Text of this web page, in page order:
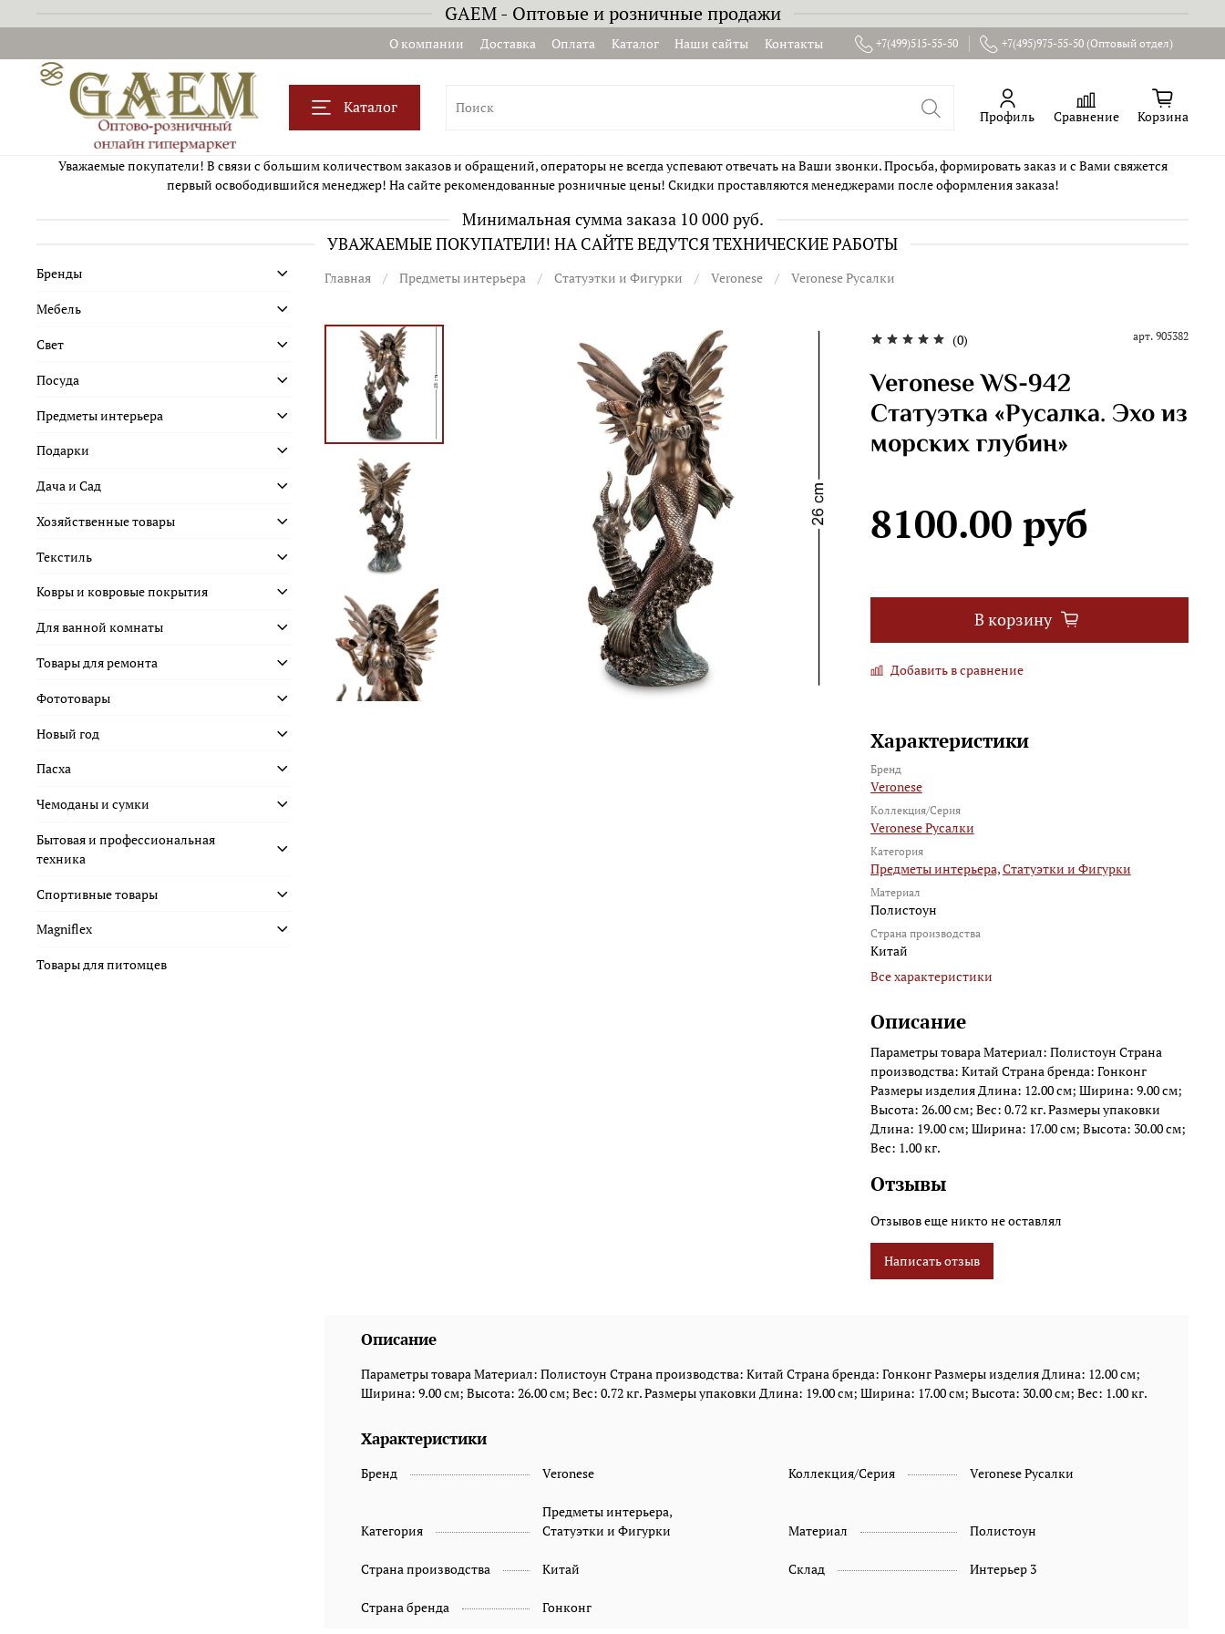
GAEM - Оптовые и розничные продажи
О компании Доставка Оплата Каталог Наши сайты Контакты +7(499)515-55-50 +7(495)975-55-50 (Оптовый отдел)
Каталог Профиль Сравнение Корзина
Уважаемые покупатели! В связи с большим количеством заказов и обращений, операторы не всегда успевают отвечать на Ваши звонки. Просьба, формировать заказ и с Вами свяжется
первый освободившийся менеджер! На сайте рекомендованные розничные цены! Скидки проставляются менеджерами после оформления заказа!
Минимальная сумма заказа 10 000 руб.
УВАЖАЕМЫЕ ПОКУПАТЕЛИ! НА САЙТЕ ВЕДУТСЯ ТЕХНИЧЕСКИЕ РАБОТЫ
Главная Предметы интерьера Статуэтки и Фигурки Veronese Veronese Русалки
(0) арт. 905382
Veronese WS-942
Статуэтка «Русалка. Эхо из
морских глубин»
8100.00 руб
В корзину
Добавить в сравнение
Характеристики
Бренд
Veronese
Коллекция/Серия
Veronese Русалки
Категория
Предметы интерьера,Статуэтки и Фигурки
Материал
Полистоун
Страна производства
Китай
Все характеристики
Описание
Параметры товара Материал: Полистоун Страна
производства: Китай Страна бренда: Гонконг
Размеры изделия Длина: 12.00 см; Ширина: 9.00 см;
Высота: 26.00 см; Вес: 0.72 кг. Размеры упаковки
Длина: 19.00 см; Ширина: 17.00 см; Высота: 30.00 см;
Вес: 1.00 кг.
Отзывы
Отзывов еще никто не оставлял
Написать отзыв
Описание
Параметры товара Материал: Полистоун Страна производства: Китай Страна бренда: Гонконг Размеры изделия Длина: 12.00 см;
Ширина: 9.00 см; Высота: 26.00 см; Вес: 0.72 кг. Размеры упаковки Длина: 19.00 см; Ширина: 17.00 см; Высота: 30.00 см; Вес: 1.00 кг.
Характеристики
Бренд Veronese Коллекция/Серия Veronese Русалки
Категория
Предметы интерьера,
Статуэтки и Фигурки
Материал Полистоун
Страна производства Китай Склад Интерьер 3
Страна бренда Гонконг
Бренды
Мебель
Свет
Посуда
Предметы интерьера
Подарки
Дача и Сад
Хозяйственные товары
Текстиль
Ковры и ковровые покрытия
Для ванной комнаты
Товары для ремонта
Фототовары
Новый год
Пасха
Чемоданы и сумки
Бытовая и профессиональная
техника
Спортивные товары
Magniflex
Товары для питомцев